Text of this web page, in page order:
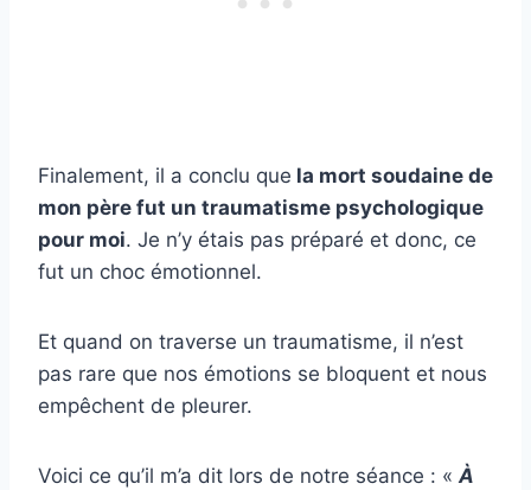
Finalement, il a conclu que la mort soudaine de
mon père fut un traumatisme psychologique
pour moi. Je n’y étais pas préparé et donc, ce
fut un choc émotionnel.
Et quand on traverse un traumatisme, il n’est
pas rare que nos émotions se bloquent et nous
empêchent de pleurer.
Voici ce qu’il m’a dit lors de notre séance : « À